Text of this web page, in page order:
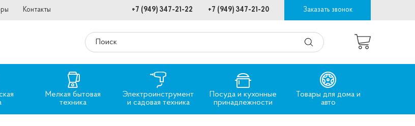
Контакты Заказать звонок
+7 (949) 347-21-20
+7 (949) 347-21-22
Мелкая бытовая
техника
Электроинструмент
и садовая техника
Посуда и кухонные
принадлежности
Товары для дома и
авто